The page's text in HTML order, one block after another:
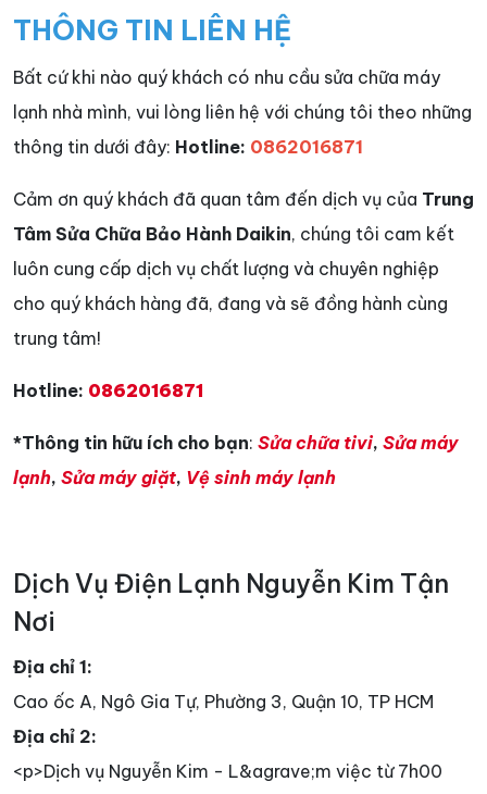
THÔNG TIN LIÊN HỆ
Bất cứ khi nào quý khách có nhu cầu sửa chữa máy
lạnh nhà mình, vui lòng liên hệ với chúng tôi theo những
thông tin dưới đây: Hotline: 0862016871
Cảm ơn quý khách đã quan tâm đến dịch vụ của Trung
Tâm Sửa Chữa Bảo Hành Daikin, chúng tôi cam kết
luôn cung cấp dịch vụ chất lượng và chuyên nghiệp
cho quý khách hàng đã, đang và sẽ đồng hành cùng
trung tâm!
Hotline: 0862016871
*Thông tin hữu ích cho bạn: Sửa chữa tivi, Sửa máy
lạnh, Sửa máy giặt, Vệ sinh máy lạnh
Dịch Vụ Điện Lạnh Nguyễn Kim Tận
Nơi
Địa chỉ 1:
Cao ốc A, Ngô Gia Tự, Phường 3, Quận 10, TP HCM
Địa chỉ 2:
<p>Dịch vụ Nguyễn Kim - L&agrave;m việc từ 7h00